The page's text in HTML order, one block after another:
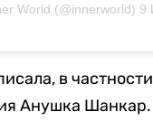
World (@innerworld) 9
в
Анушка